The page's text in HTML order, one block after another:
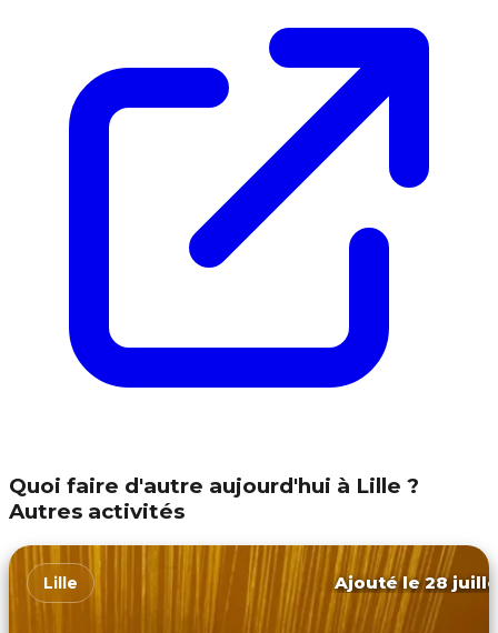
Quoi faire d'autre aujourd'hui à Lille ?
Autres activités
Lille Ajouté le 28